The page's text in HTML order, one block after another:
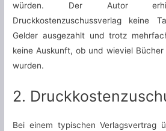
würden. Der Autor
Druckkostenzuschussverlag keine
Gelder ausgezahlt und trotz
keine Auskunft, ob und wieviel
wurden.
2.
Bei einem typischen Verlagsvertrag